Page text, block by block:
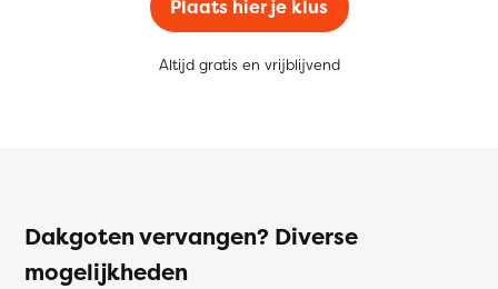
Plaats hier je klus
Altijd gratis en vrijblijvend
Dakgoten vervangen? Diverse
mogelijkheden